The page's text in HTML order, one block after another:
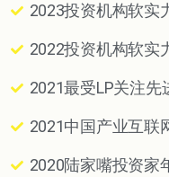
2023投资机构软实
2022投资机构软实
2021最受LP关注先
2021中国产业互联
2020陆家嘴投资家